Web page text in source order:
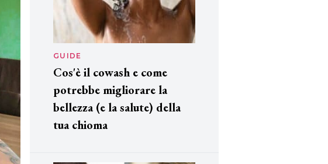
GUIDE
Cos'è il cowash e come
potrebbe migliorare la
bellezza (e la salute) della
tua chioma